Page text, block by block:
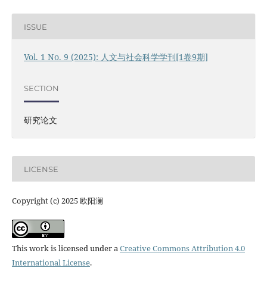
ISSUE
Vol. 1 No. 9 (2025): 人文与社会科学学刊[1卷9期]
SECTION
研究论文
LICENSE
Copyright (c) 2025 欧阳澜
This work is licensed under aCreative Commons Attribution 4.0
International License.